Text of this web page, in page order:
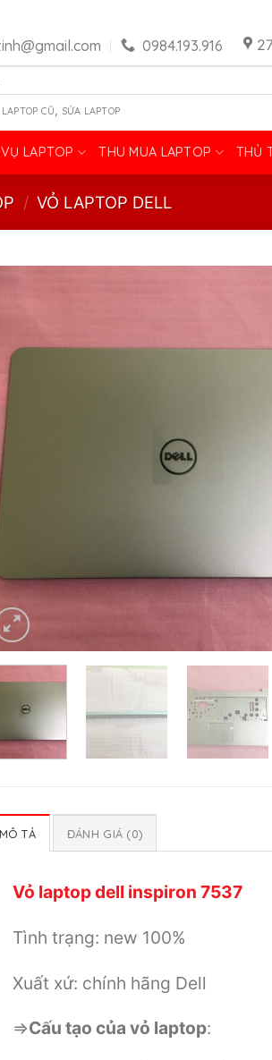
0984.193.916
LAPTOP CŨ, SỬA LAPTOP
LAPTOP THU MUA LAPTOP THỦ
/ VỎ LAPTOP DELL
MÔ TẢ ĐÁNH GIÁ (0)
Vỏ laptop dell inspiron 7537
Tình trạng: new 100%
Xuất xứ: chính hãng Dell
=>Cấu tạo của vỏ laptop: